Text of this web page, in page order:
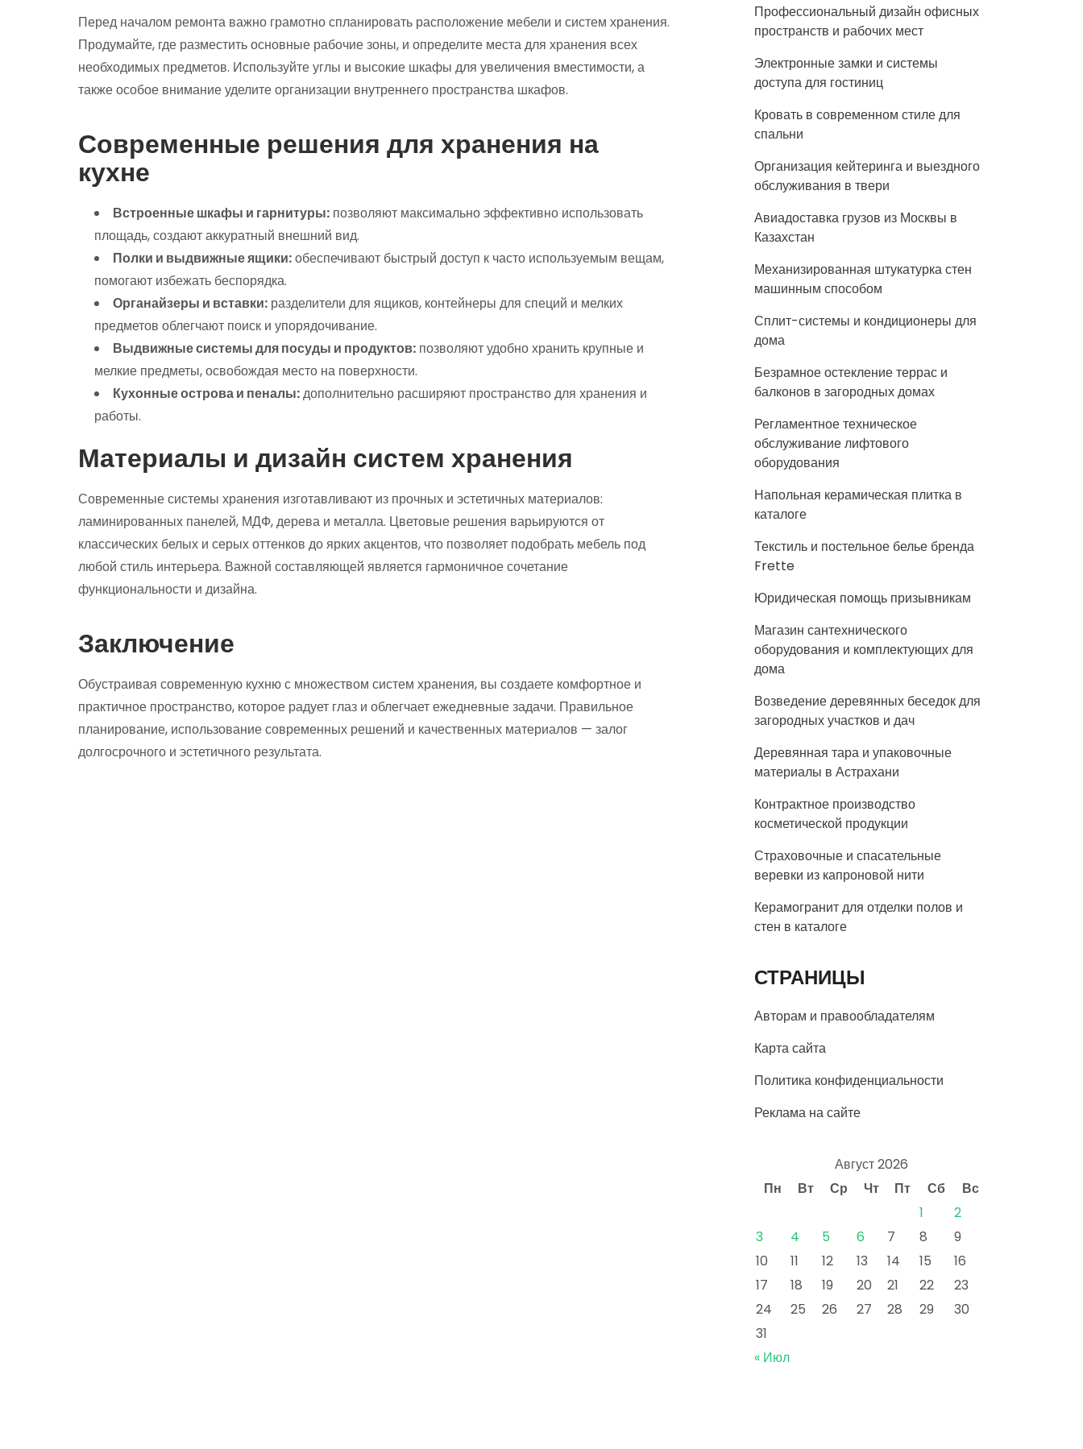
Перед началом ремонта важно грамотно спланировать расположение мебели и систем хранения.
Продумайте, где разместить основные рабочие зоны, и определите места для хранения всех
необходимых предметов. Используйте углы и высокие шкафы для увеличения вместимости, а
также особое внимание уделите организации внутреннего пространства шкафов.
Современные решения для хранения на
кухне
Встроенные шкафы и гарнитуры: позволяют максимально эффективно использовать
площадь, создают аккуратный внешний вид.
Полки и выдвижные ящики:обеспечивают быстрый доступ к часто используемым вещам,
помогают избежать беспорядка.
Органайзеры и вставки: разделители для ящиков, контейнеры для специй и мелких
предметов облегчают поиск и упорядочивание.
Выдвижные системы для посуды и продуктов: позволяют удобно хранить крупные и
мелкие предметы, освобождая место на поверхности.
Кухонные острова и пеналы:дополнительно расширяют пространство для хранения и
работы.
Материалы и дизайн систем хранения
Современные системы хранения изготавливают из прочных и эстетичных материалов:
ламинированных панелей, МДФ, дерева и металла. Цветовые решения варьируются от
классических белых и серых оттенков до ярких акцентов, что позволяет подобрать мебель под
любой стиль интерьера. Важной составляющей является гармоничное сочетание
функциональности и дизайна.
Заключение
Обустраивая современную кухню с множеством систем хранения, вы создаете комфортное и
практичное пространство, которое радует глаз и облегчает ежедневные задачи. Правильное
планирование, использование современных решений и качественных материалов — залог
долгосрочного и эстетичного результата.
Профессиональный дизайн офисных
пространств и рабочих мест
Электронные замки и системы
доступа для гостиниц
Кровать в современном стиле для
спальни
Организация кейтеринга и выездного
обслуживания в твери
Авиадоставка грузов из Москвы в
Казахстан
Механизированная штукатурка стен
машинным способом
Сплит-системы и кондиционеры для
дома
Безрамное остекление террас и
балконов в загородных домах
Регламентное техническое
обслуживание лифтового
оборудования
Напольная керамическая плитка в
каталоге
Текстиль и постельное белье бренда
Frette
Юридическая помощь призывникам
Магазин сантехнического
оборудования и комплектующих для
дома
Возведение деревянных беседок для
загородных участков и дач
Деревянная тара и упаковочные
материалы в Астрахани
Контрактное производство
косметической продукции
Страховочные и спасательные
веревки из капроновой нити
Керамогранит для отделки полов и
стен в каталоге
СТРАНИЦЫ
Авторам и правообладателям
Карта сайта
Политика конфиденциальности
Реклама на сайте
Август 2026
Пн
Вт Ср Чт Пт Сб
Вс
1
2
3
4 5 6 7 8
9
10
11 12 13 14 15
16
17
18 19 20 21 22
23
24
25 26 27 28 29
30
31
« Июл